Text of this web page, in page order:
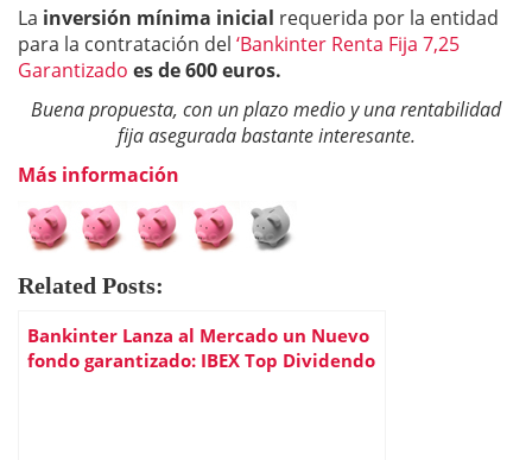
La inversión mínima inicial requerida por la entidad
para la contratación del ‘Bankinter Renta Fija 7,25
Garantizado es de 600 euros.
Buena propuesta, con un plazo medio y una rentabilidad
fija asegurada bastante interesante.
Más información
Related Posts:
Bankinter Lanza al Mercado un Nuevo
fondo garantizado: IBEX Top Dividendo